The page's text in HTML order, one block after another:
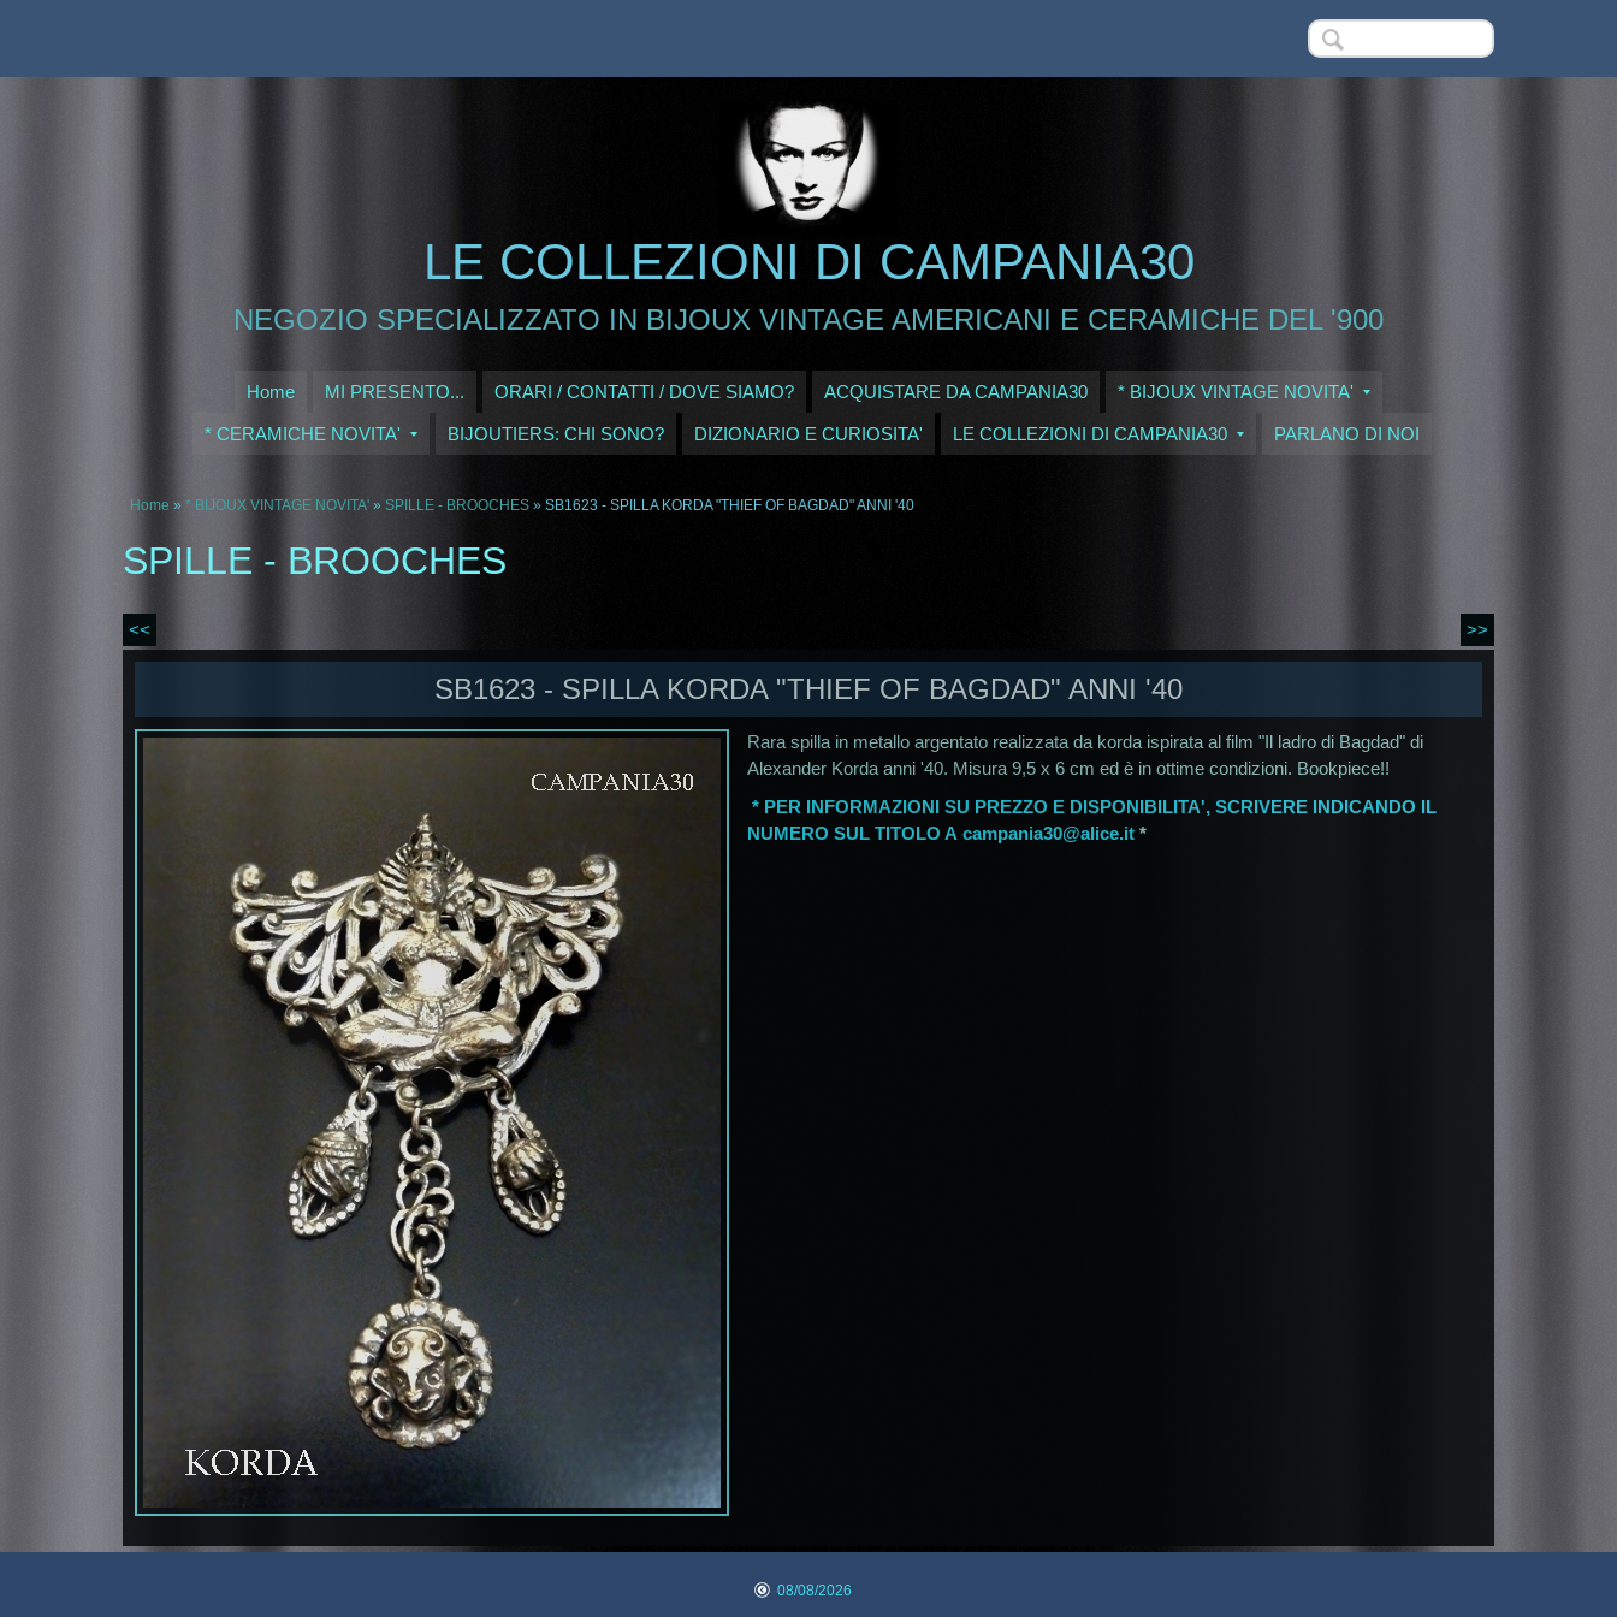
LE COLLEZIONI DI CAMPANIA30
NEGOZIO SPECIALIZZATO IN BIJOUX VINTAGE AMERICANI E CERAMICHE DEL '900
Home MI PRESENTO... ORARI / CONTATTI / DOVE SIAMO? ACQUISTARE DA CAMPANIA30 * BIJOUX VINTAGE NOVITA'
* CERAMICHE NOVITA' BIJOUTIERS: CHI SONO? DIZIONARIO E CURIOSITA' LE COLLEZIONI DI CAMPANIA30 PARLANO DI NOI
Home » * BIJOUX VINTAGE NOVITA' » SPILLE - BROOCHES » SB1623 - SPILLA KORDA "THIEF OF BAGDAD" ANNI '40
SPILLE - BROOCHES
<< >>
SB1623 - SPILLA KORDA "THIEF OF BAGDAD" ANNI '40
Rara spilla in metallo argentato realizzata da korda ispirata al film "Il ladro di Bagdad" di
Alexander Korda anni '40. Misura 9,5 x 6 cm ed è in ottime condizioni. Bookpiece!!
* PER INFORMAZIONI SU PREZZO E DISPONIBILITA', SCRIVERE INDICANDO IL
NUMERO SUL TITOLO A campania30@alice.it *
08/08/2026